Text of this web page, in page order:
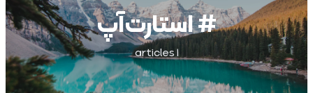
# استارت‌آپ‌
1 articles